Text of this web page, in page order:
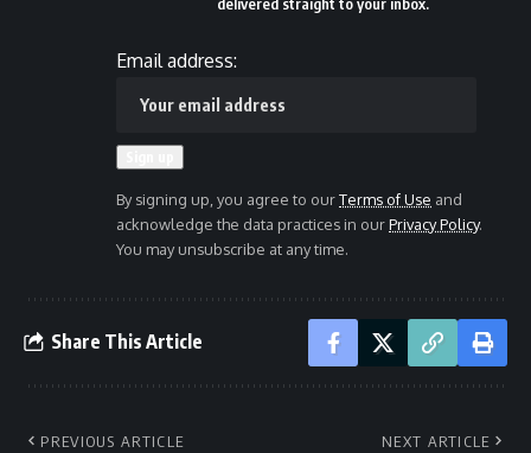
Email address:
By signing up, you agree to ourTerms of Use and
acknowledge the data practices in ourPrivacy Policy.
You may unsubscribe at any time.
Share This Article
PREVIOUS ARTICLE NEXT ARTICLE